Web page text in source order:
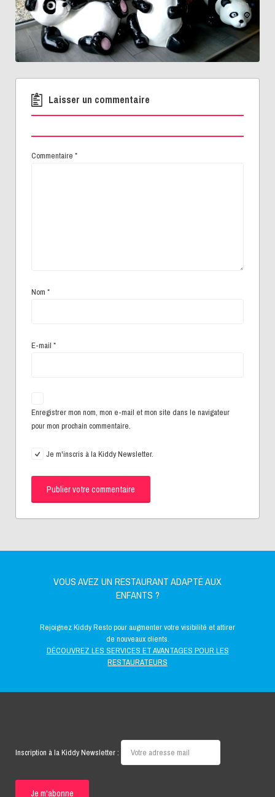
Laisser un commentaire
Commentaire *
Nom *
E-mail *
Enregistrer mon nom, mon e-mail et mon site dans le navigateur
pour mon prochain commentaire.
Je m'inscris à la Kiddy Newsletter.
VOUS AVEZ UN RESTAURANT ADAPTÉ AUX
ENFANTS ?
Rejoignez Kiddy Resto pour augmenter votre visibilité et attirer
de nouveaux clients.
DÉCOUVREZ LES SERVICES ET AVANTAGES POUR LES
RESTAURATEURS
Inscription à la Kiddy Newsletter :